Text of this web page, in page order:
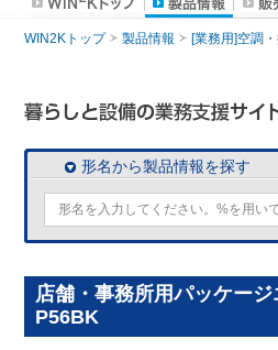
WIN2Kトップ 製品情報 [業務用]空調
形名から製品情報を探す
店舗・事務所用パッケー
P56BK